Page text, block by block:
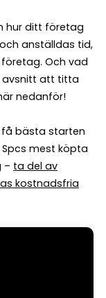
hur ditt företag
anställdas tid,
Och vad
avsnitt att titta
nedanför!
få bästa starten
mest köpta
– ta del av
kostnadsfria